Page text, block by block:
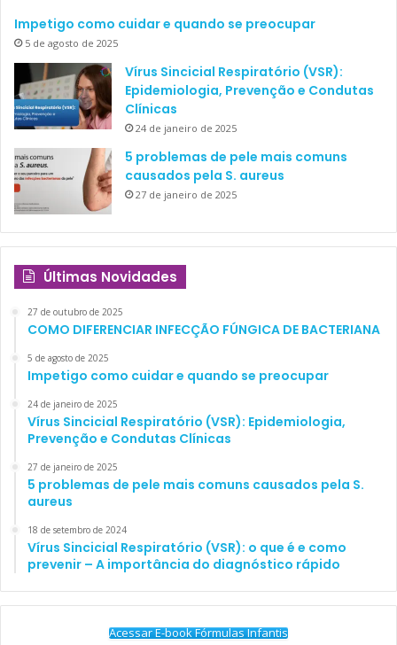
Impetigo como cuidar e quando se preocupar
5 de agosto de 2025
Vírus Sincicial Respiratório (VSR):
Epidemiologia, Prevenção e Condutas
Clínicas
24 de janeiro de 2025
5 problemas de pele mais comuns
causados pela S. aureus
27 de janeiro de 2025
Últimas Novidades
27 de outubro de 2025
COMO DIFERENCIAR INFECÇÃO FÚNGICA DE BACTERIANA
5 de agosto de 2025
Impetigo como cuidar e quando se preocupar
24 de janeiro de 2025
Vírus Sincicial Respiratório (VSR): Epidemiologia,
Prevenção e Condutas Clínicas
27 de janeiro de 2025
5 problemas de pele mais comuns causados pela S.
aureus
18 de setembro de 2024
Vírus Sincicial Respiratório (VSR): o que é e como
prevenir – A importância do diagnóstico rápido
Acessar E-book Fórmulas Infantis